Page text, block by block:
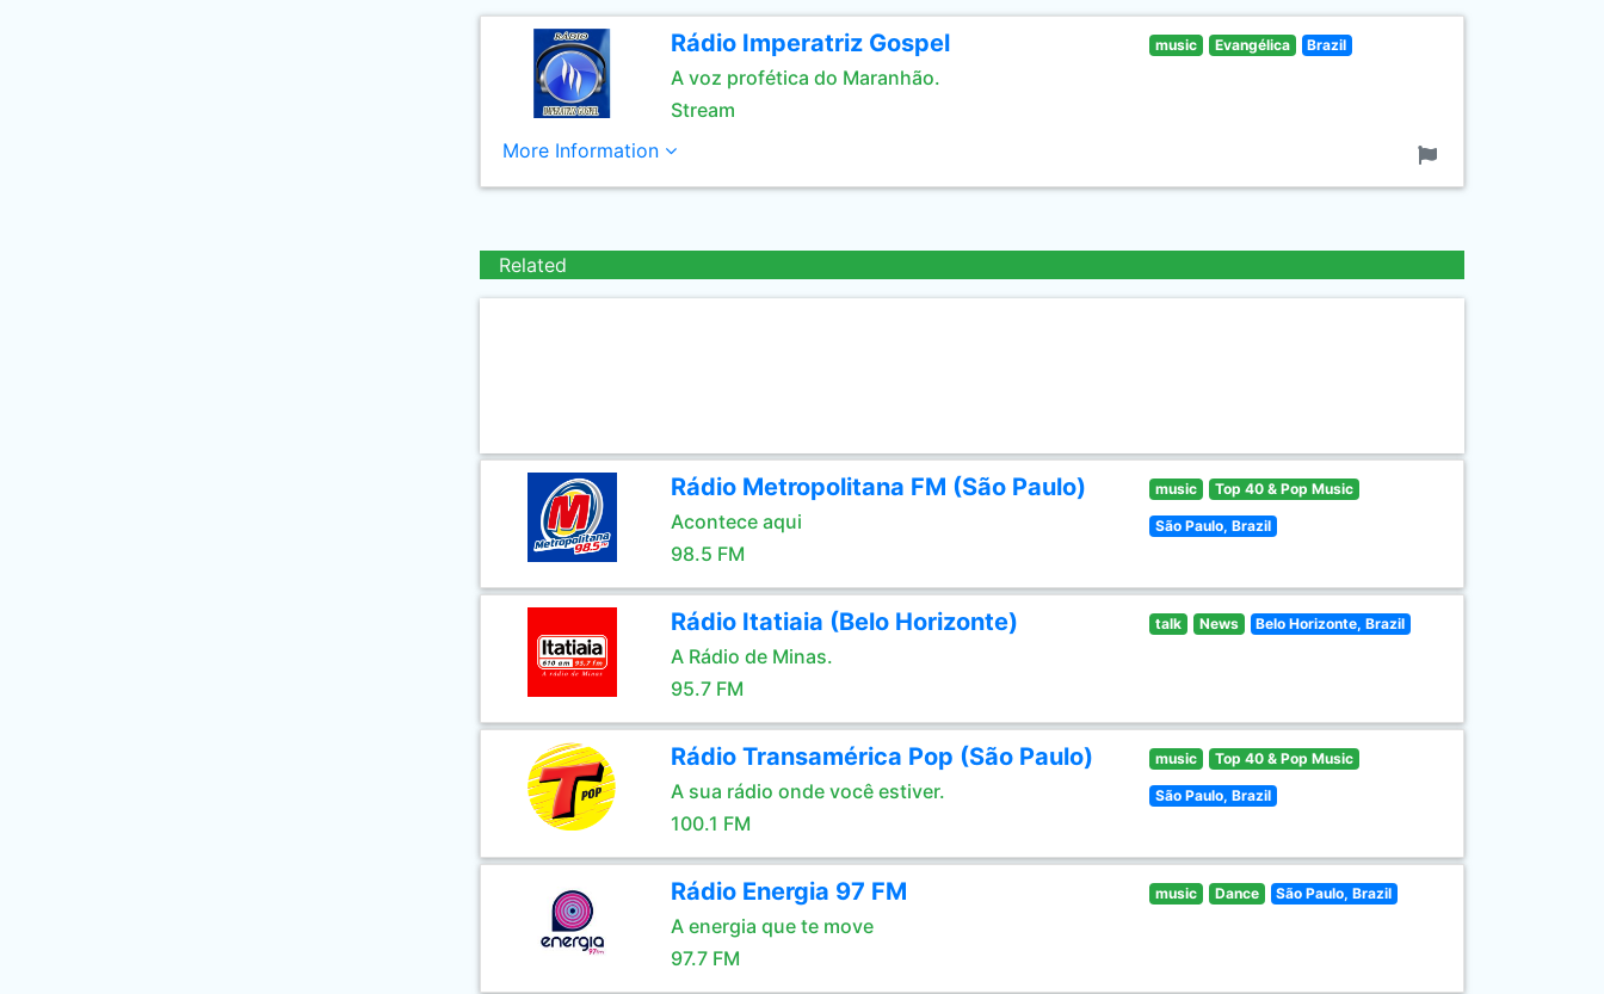
Rádio Imperatriz Gospel
A voz profética do Maranhão.
Stream
music Evangélica Brazil
More Information
Related
Rádio Metropolitana FM (São Paulo)
Acontece aqui
98.5 FM
music Top 40 & Pop Music
São Paulo, Brazil
Rádio Itatiaia (Belo Horizonte)
A Rádio de Minas.
95.7 FM
talk News Belo Horizonte, Brazil
Rádio Transamérica Pop (São Paulo)
A sua rádio onde você estiver.
100.1 FM
music Top 40 & Pop Music
São Paulo, Brazil
Rádio Energia 97 FM
A energia que te move
97.7 FM
music Dance São Paulo, Brazil